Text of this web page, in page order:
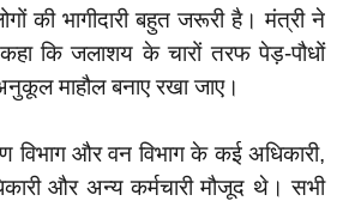
की भागीदारी बहुत जरूरी है। मंत्री ने
कि जलाशय के चारों तरफ पेड़-पौधों
माहौल बनाए रखा जाए।
विभाग और वन विभाग के कई अधिकारी,
और अन्य कर्मचारी मौजूद थे। सभी